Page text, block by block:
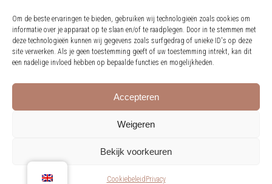
Om de beste ervaringen te bieden, gebruiken wij technologieën zoals cookies om
informatie over je apparaat op te slaan en/of te raadplegen. Door in te stemmen met
deze technologieën kunnen wij gegevens zoals surfgedrag of unieke ID's op deze
site verwerken. Als je geen toestemming geeft of uw toestemming intrekt, kan dit
een nadelige invloed hebben op bepaalde functies en mogelijkheden.
Accepteren
Weigeren
Bekijk voorkeuren
CookiebeleidPrivacy
Disclaimer
Privacy
Cookies
©2026 Richardvanklooster